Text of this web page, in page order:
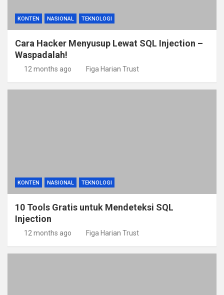
KONTEN NASIONAL TEKNOLOGI
Cara Hacker Menyusup Lewat SQL Injection –
Waspadalah!
12 months ago Figa Harian Trust
KONTEN NASIONAL TEKNOLOGI
10 Tools Gratis untuk Mendeteksi SQL
Injection
12 months ago Figa Harian Trust